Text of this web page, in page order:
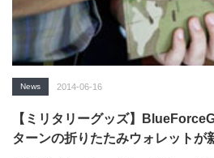
News 2014-06-16
【ミリタリーグッズ】
ターンの折りたたみウォレットが